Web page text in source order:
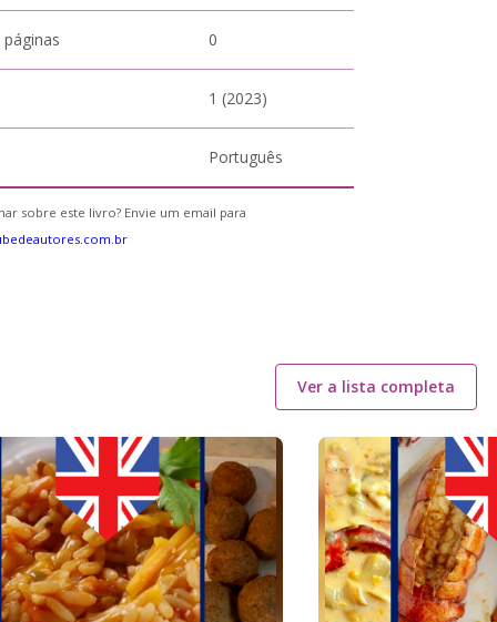
0
1 (2023)
Português
sobre este livro? Envie um email para
Ver a lista completa